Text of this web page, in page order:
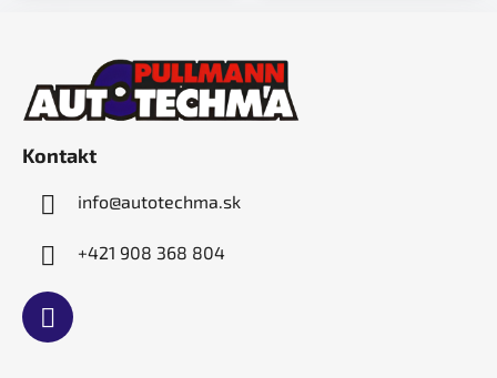
Kontakt
info@autotechma.sk
+421 908 368 804